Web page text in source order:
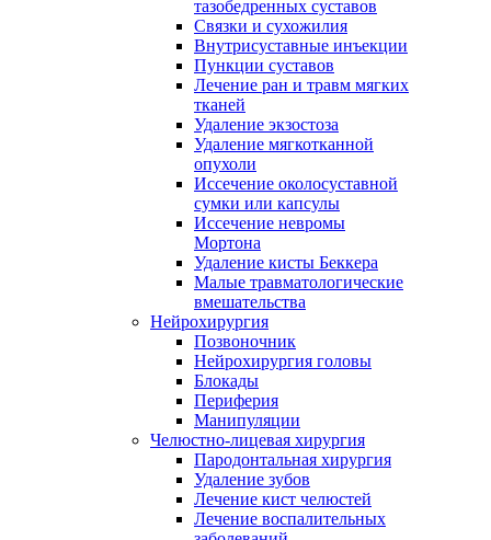
тазобедренных суставов
Связки и сухожилия
Внутрисуставные инъекции
Пункции суставов
Лечение ран и травм мягких
тканей
Удаление экзостоза
Удаление мягкотканной
опухоли
Иссечение околосуставной
сумки или капсулы
Иссечение невромы
Мортона
Удаление кисты Беккера
Малые травматологические
вмешательства
Нейрохирургия
Позвоночник
Нейрохирургия головы
Блокады
Периферия
Манипуляции
Челюстно-лицевая хирургия
Пародонтальная хирургия
Удаление зубов
Лечение кист челюстей
Лечение воспалительных